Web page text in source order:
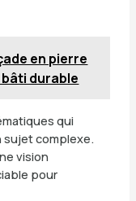
en pierre
durable
qui
complexe.
vision
pour